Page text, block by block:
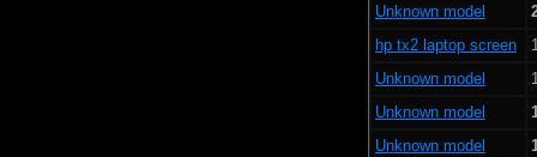
Unknown model
hp tx2 laptop screen
Unknown model
Unknown model
Unknown model